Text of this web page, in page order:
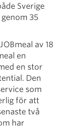
Sverige
35
av 18
en
en stor
Den
som
för att
två
har